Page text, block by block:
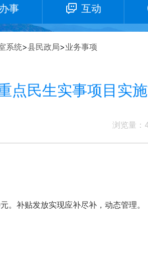
办事 互动
系统>县民政局>业务事项
点民生实事项目实
浏览量：
补贴发放实现应补尽补，动态管理。